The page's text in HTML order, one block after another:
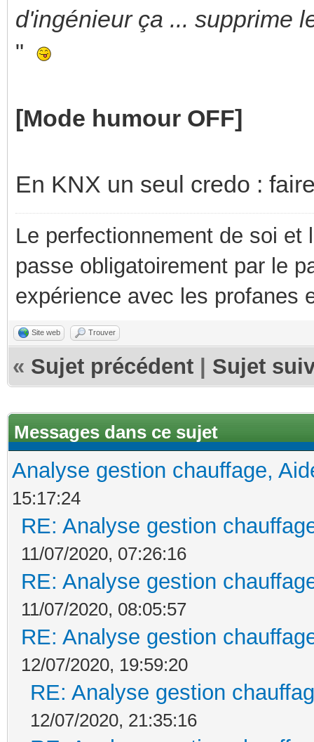
d'ingénieur ça ... supprime
"
[Mode humour OFF]
En KNX un seul credo :
Le perfectionnement de soi
passe obligatoirement par le
expérience avec les profanes
Site web Trouver
« Sujet précédent Sujet
Messages dans ce sujet
Analyse gestion chauffage,
15:17:24
RE: Analyse gestion
11/07/2020, 07:26:16
RE: Analyse gestion
11/07/2020, 08:05:57
RE: Analyse gestion
12/07/2020, 19:59:20
RE: Analyse gestion
12/07/2020, 21:35:16